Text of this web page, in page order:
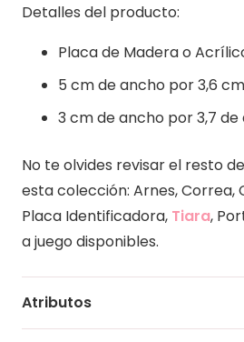
Detalles del producto:
Placa de Madera o
5 cm de ancho por 3,6
3 cm de ancho por 3,7
No te olvides revisar el resto
esta colección: Arnes, Correa,
Placa Identificadora, Tiara,
a juego disponibles.
Atributos